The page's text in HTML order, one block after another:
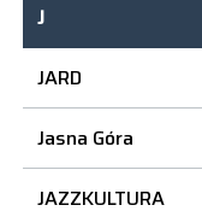
J
JARD
Jasna Góra
JAZZKULTURA